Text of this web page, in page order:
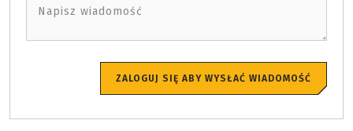
Napisz wiadomość
ZALOGUJ SIĘ ABY WYSŁAĆ WIADOMOŚĆ